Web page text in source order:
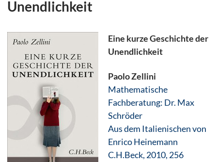
Unendlichkeit
Eine kurze Geschichte der
Unendlichkeit
Paolo Zellini
Mathematische
Fachberatung: Dr. Max
Schröder
Aus dem Italienischen von
Enrico Heinemann
C.H.Beck, 2010, 256